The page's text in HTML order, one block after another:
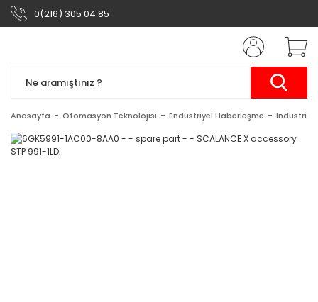
0(216) 305 04 85
Anasayfa Otomasyon Teknolojisi Endüstriyel Haberleşme Industrial